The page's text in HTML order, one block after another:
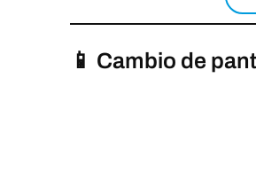
📱 Cambio de